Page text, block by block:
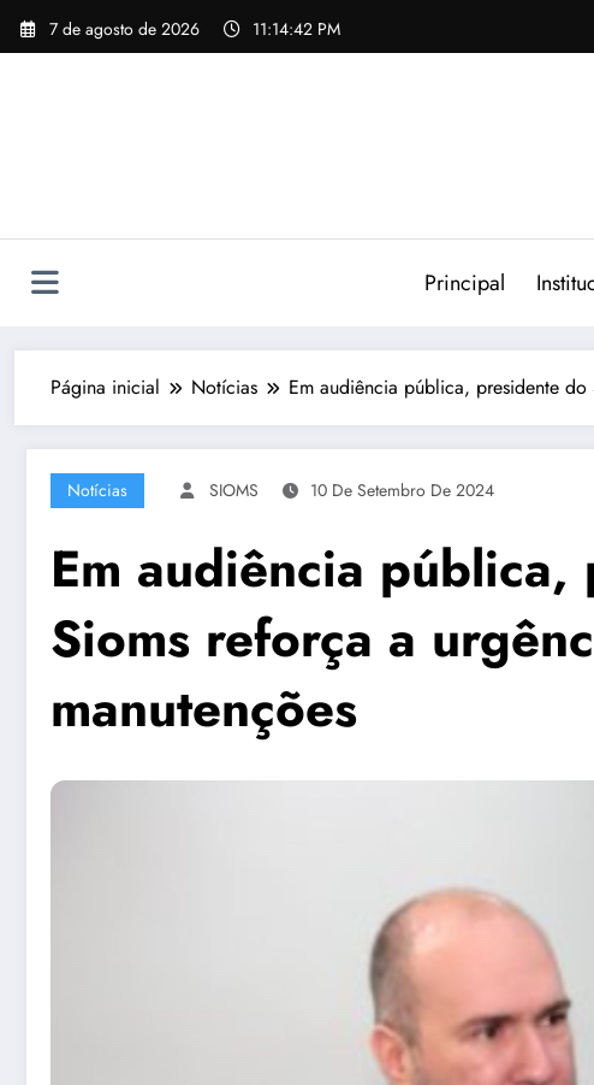
Pular
para
7 de agosto de 2026 11:14:43 PM
Principal
Página inicial Notícias Em audiência pública, presidente
Notícias SIOMS 10 De Setembro De 2024
Em audiência
Sioms reforça a
manutenções